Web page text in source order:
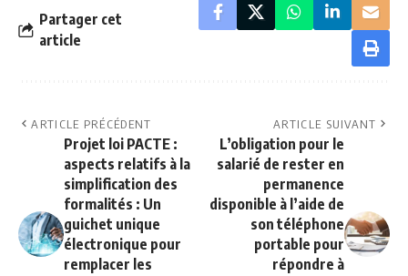
Partager cet
article
ARTICLE PRÉCÉDENT
Projet loi PACTE :
aspects relatifs à la
simplification des
formalités : Un
guichet unique
électronique pour
remplacer les
ARTICLE SUIVANT
L’obligation pour le
salarié de rester en
permanence
disponible à l’aide de
son téléphone
portable pour
répondre à